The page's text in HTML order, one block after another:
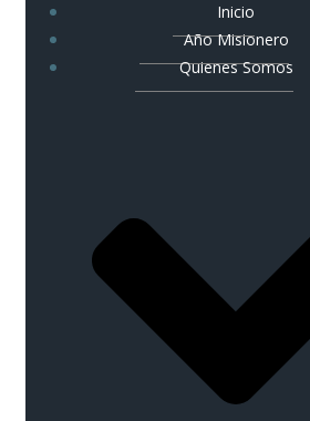
Inicio
Año Misionero
Quienes Somos